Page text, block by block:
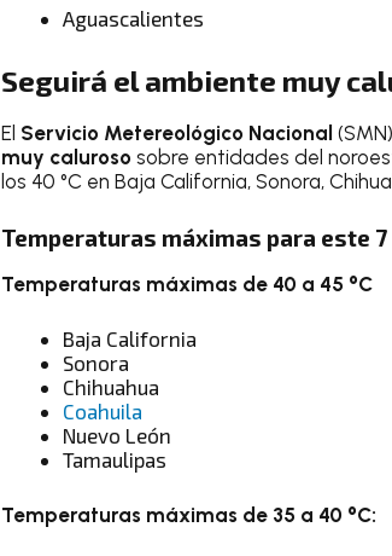
Aguascalientes
Seguirá el ambiente muy
El Servicio Metereológico Nacional
muy caluroso sobre entidades del
los 40 °C en Baja California, Sonora,
Temperaturas máximas para este
Temperaturas máximas de 40 a 45 °C
Baja California
Sonora
Chihuahua
Coahuila
Nuevo León
Tamaulipas
Temperaturas máximas de 35 a 40 °C: